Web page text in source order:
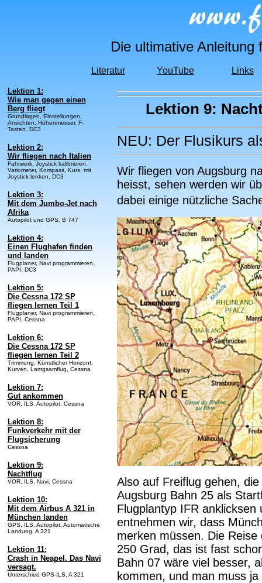
Die ultimative
Literatur YouTube Links
Lektion 1:
Wie man gegen einen
Berg fliegt
Grundlagen, Einstellungen,
Ansichten, Höhenmesser, F-
Tasten, DC3
Lektion 2:
Wir fliegen nach Italien
Fahrwerk, Joystick kalibrieren,
Variometer, Kompass, Kurs, mit
Joystick lenken, DC3
Lektion 3:
Mit dem Jumbo-Jet nach
Afrika
Autopilot und GPS, B 747
Lektion 4:
Einen Flughafen finden
und landen
Flugplaner, Navi programmieren,
PAPI, DC3
Lektion 5:
Die Cessna 172 SP
fliegen lernen Teil 1
Flugplaner, Navi programmieren,
PAPI, Cessna
Lektion 6:
Die Cessna 172 SP
fliegen lernen Teil 2
Trimmung, Künstlicher Horizont,
Kurven, Lamgsamflug, Cessna
Lektion 7:
Gut ankommen
VOR, ILS, Autopilot, Cessna
Lektion 8:
Funkverkehr mit der
Flugsicherung
Cessna
Lektion 9:
Nachtflug
VOR, ILS, Navi, Cessna
Lektion 10:
Mit dem Airbus A 321 in
München landen
GPS, ILS, Autopilot, Automatische
Landung, A 321
Lektion 11:
Crash in Neapel. Das Navi
versagt.
Unterschied GPS-ILS, A 321
Lektion 9:
NEU: Der Flusikurs
Wir fliegen von Augsburg
heisst, sehen werden wir
dabei einige nützliche
Also auf Freiflug gehen,
Augsburg Bahn 25 als
Flugplantyp IFR
entnehmen wir, dass
merken müssen. Die
250 Grad, das ist fast
Bahn 07 wäre viel besser,
kommen, und man muss